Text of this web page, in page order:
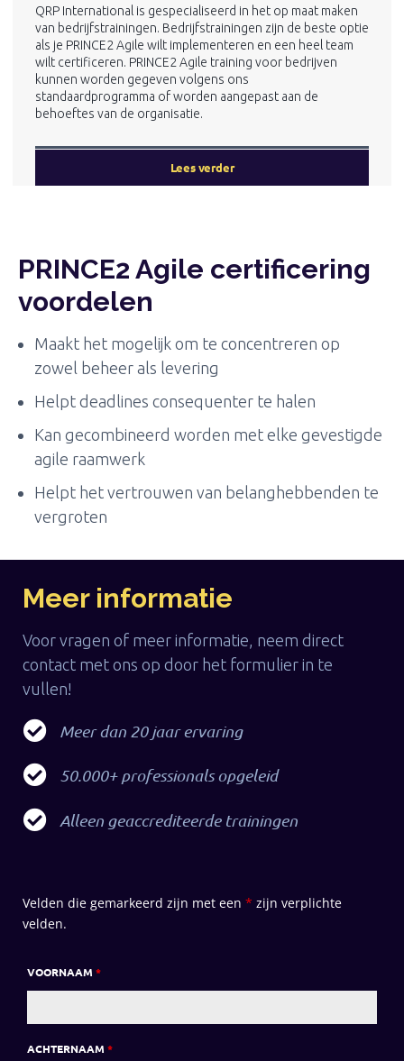
QRP International is gespecialiseerd in het op maat maken
van bedrijfstrainingen. Bedrijfstrainingen zijn de beste optie
als je PRINCE2 Agile wilt implementeren en een heel team
wilt certificeren. PRINCE2 Agile training voor bedrijven
kunnen worden gegeven volgens ons
standaardprogramma of worden aangepast aan de
behoeftes van de organisatie.
Lees verder
PRINCE2 Agile certificering
voordelen
Maakt het mogelijk om te concentreren op
zowel beheer als levering
Helpt deadlines consequenter te halen
Kan gecombineerd worden met elke gevestigde
agile raamwerk
Helpt het vertrouwen van belanghebbenden te
vergroten
Meer informatie
Voor vragen of meer informatie, neem direct
contact met ons op door het formulier in te
vullen!
Meer dan 20 jaar ervaring
50.000+ professionals opgeleid
Alleen geaccrediteerde trainingen
Velden die gemarkeerd zijn met een * zijn verplichte
velden.
VOORNAAM *
ACHTERNAAM *